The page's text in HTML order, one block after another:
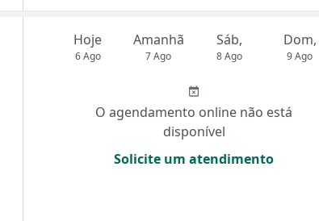
Hoje
6 Ago
Amanhã
7 Ago
Sáb,
8 Ago
Dom,
9 Ago
O agendamento online não está
disponível
Solicite um atendimento